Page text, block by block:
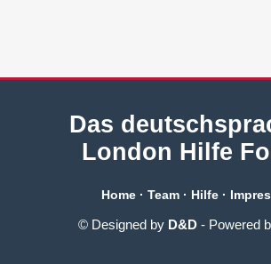
Das
London Hilfe
Home · Team · Hilfe ·
© Designed by D&D - Powered